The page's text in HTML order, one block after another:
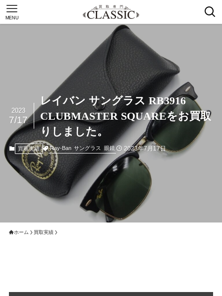
MENU
レイバン サングラス RB3916
CLUBMASTER SQUAREをお買取
りしました。
2023
7/17
買取実績 Ray-Ban サングラス 眼鏡 2023年7月17日
ホーム 買取実績